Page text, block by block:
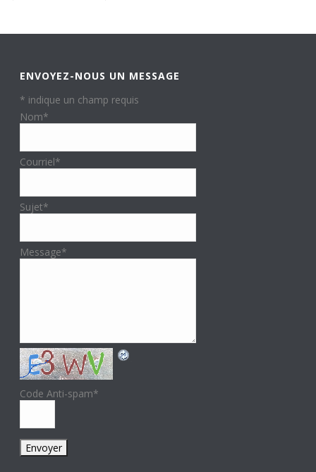
ENVOYEZ-NOUS UN MESSAGE
* indique un champ requis
Nom*
Courriel*
Sujet*
Message*
Code Anti-spam*